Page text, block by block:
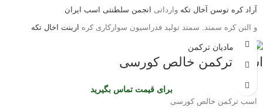
جهت دریافت فیلم واتساپ پیام بفرستید
آراد کره توسن آخال تکه وارداتی انجمن سلطنتی اسب ایران
و التن کره سمند. سمند تولید فدراسیون سوارکاری کره
اربنت اخال تکه
وارداتی
تولیدات ایران میباشد. دارای پاسپورت ازفدراسیون سوارکاری
این خط خونی پتانسیل عالی در پرش دارد . با خرید اسب ترکمن آرتان به
قهرمانی فکر کنید فقط
اسب ترکمن خالص کورسی
برای قیمت تماس بگیرید
اسب ترکمن خالص کورسی